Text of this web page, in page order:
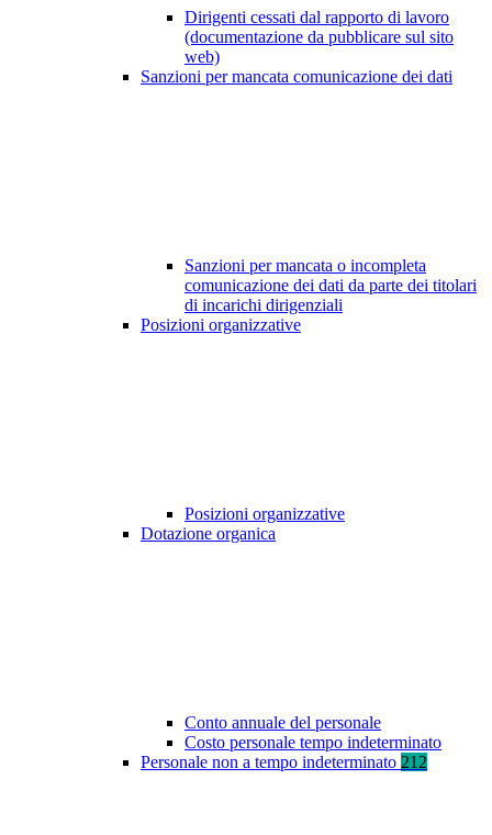
Dirigenti cessati dal rapporto di lavoro
(documentazione da pubblicare sul sito
web)
Sanzioni per mancata comunicazione dei dati
Sanzioni per mancata o incompleta
comunicazione dei dati da parte dei titolari
di incarichi dirigenziali
Posizioni organizzative
Posizioni organizzative
Dotazione organica
Conto annuale del personale
Costo personale tempo indeterminato
Personale non a tempo indeterminato 212